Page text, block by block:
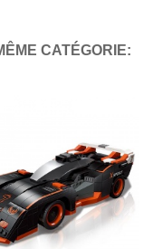
CATÉGORIE: